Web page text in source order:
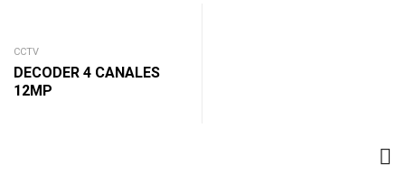
CCTV
DECODER 4 CANALES
12MP